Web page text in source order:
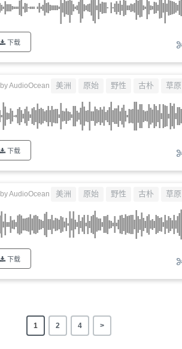
下载
byAudioOcean 美洲 原始 野性 古朴 草原
下载
byAudioOcean 美洲 原始 野性 古朴 草原
下载
1 2 4 >